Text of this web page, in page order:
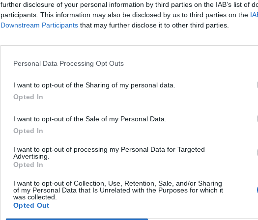
further disclosure of your personal information by third parties on the IAB’s list of
participants. This information may also be disclosed by us to third parties on the
Downstream Participants that may further disclose it to other third parties.
Personal Data Processing Opt Outs
I want to opt-out of the Sharing of my personal data.
Opted In
I want to opt-out of the Sale of my Personal Data.
Opted In
I want to opt-out of processing my Personal Data for Targeted
Advertising.
Opted In
I want to opt-out of Collection, Use, Retention, Sale, and/or Sharing
of my Personal Data that Is Unrelated with the Purposes for which it
was collected.
Opted Out
Trump, Meloni e la strategia